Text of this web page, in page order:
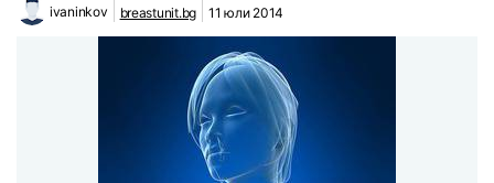
ivaninkov breastunit.bg 11 юли 2014